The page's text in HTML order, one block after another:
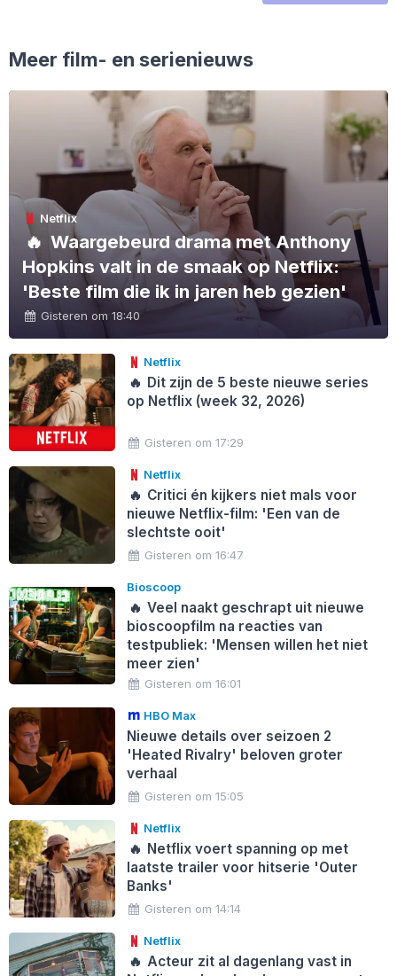
Meer film- en serienieuws
Netflix
🔥 Waargebeurd drama met Anthony
Hopkins valt in de smaak op Netflix:
'Beste film die ik in jaren heb gezien'
Gisteren om 18:40
Netflix
🔥 Dit zijn de 5 beste nieuwe series
op Netflix (week 32, 2026)
Gisteren om 17:29
Netflix
🔥 Critici én kijkers niet mals voor
nieuwe Netflix-film: 'Een van de
slechtste ooit'
Gisteren om 16:47
Bioscoop
🔥 Veel naakt geschrapt uit nieuwe
bioscoopfilm na reacties van
testpubliek: 'Mensen willen het niet
meer zien'
Gisteren om 16:01
HBO Max
Nieuwe details over seizoen 2
'Heated Rivalry' beloven groter
verhaal
Gisteren om 15:05
Netflix
🔥 Netflix voert spanning op met
laatste trailer voor hitserie 'Outer
Banks'
Gisteren om 14:14
Netflix
🔥 Acteur zit al dagenlang vast in